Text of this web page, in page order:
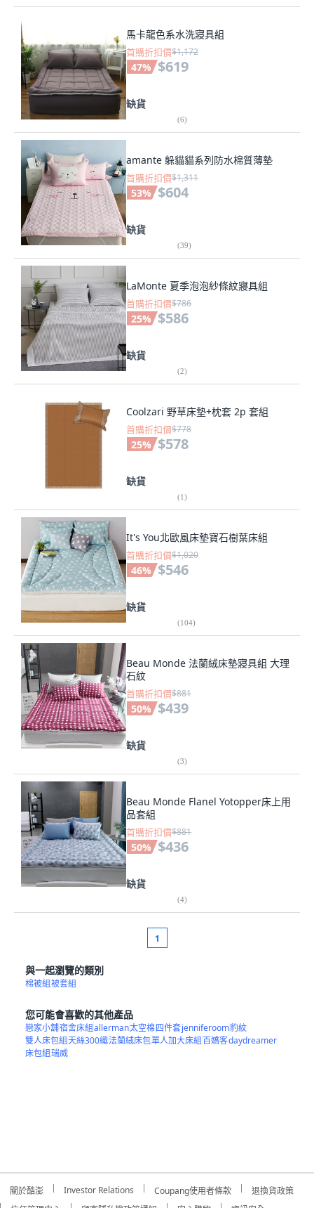
馬卡龍色系水洗寢具組
首購折扣價$1,172
47% $619
缺貨
(6)
amante 躲貓貓系列防水棉質薄墊
首購折扣價$1,311
53% $604
缺貨
(39)
LaMonte 夏季泡泡紗條紋寢具組
首購折扣價$786
25% $586
缺貨
(2)
Coolzari 野草床墊+枕套 2p 套組
首購折扣價$778
25% $578
缺貨
(1)
It's You北歐風床墊寶石樹葉床組
首購折扣價$1,020
46% $546
缺貨
(104)
Beau Monde 法蘭絨床墊寢具組 大理
石紋
首購折扣價$881
50% $439
缺貨
(3)
Beau Monde Flanel Yotopper床上用
品套組
首購折扣價$881
50% $436
缺貨
(4)
1
與一起瀏覽的類別
棉被組被套組
您可能會喜歡的其他產品
戀家小舖宿舍床組allerman太空棉四件套jenniferoom豹紋
雙人床包組天絲300織法蘭絨床包單人加大床組百嬌客daydreamer
床包組瑞威
關於酷澎 Investor Relations Coupang使用者條款
退換貨政策